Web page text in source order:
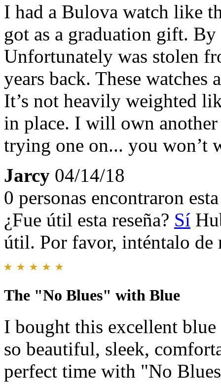
I had a Bulova watch like
got as a graduation gift.
Unfortunately was stolen
years back. These
It’s not heavily weighted
in place. I will own
trying one on... you won’t
Jarcy 04/14/18
0 personas encontraron
¿Fue útil esta reseña? Sí
útil. Por favor, inténtalo de
The "No Blues" with Blue
I bought this excellent blue
so beautiful, sleek,
perfect time with "No